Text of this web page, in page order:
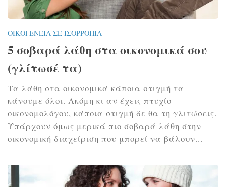
ΟΙΚΟΓΈΝΕΙΑ ΣΕ ΙΣΟΡΡΟΠΊΑ
5 σοβαρά λάθη στα οικονομικά σου
(γλίτωσέ τα)
Τα λάθη στα οικονομικά κάποια στιγμή τα
κάνουμε όλοι. Ακόμη κι αν έχεις πτυχίο
οικονομολόγου, κάποια στιγμή δε θα τη γλιτώσεις.
Υπάρχουν όμως μερικά πιο σοβαρά λάθη στην
οικονομική διαχείριση που μπορεί να βάλουν...